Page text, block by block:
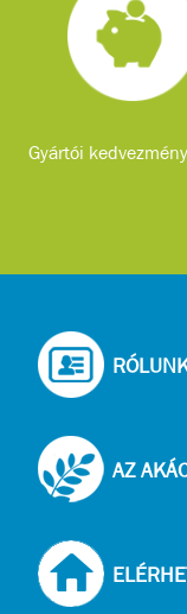
Gyártói
AZ